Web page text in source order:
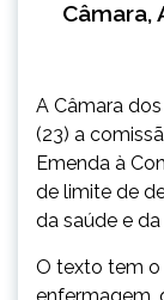
Câmara,
A Câmara
(23) a
Emenda à
de limite de
da saúde e
O texto tem o